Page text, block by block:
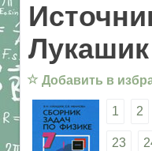
Лукашик
☆ Добавить в
1 2
23